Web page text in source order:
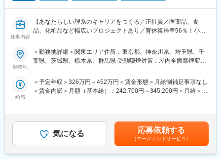
ご経験等により頻度等は異なりますが月数回程度全国の店舗・工
場への出張をしていただきます。
■当社の特徴：
縮小傾向だといわれた日本の外食市場で、当社のメインのフィー
長しています。世界の飢餓人口8億2,100万人（約9人に1人）とい
われる今、「世界中の人々に安全でおいしい食を手軽な価格で提
し供給の絶えない持続可能な仕組み作りを行っております。
仕事内容
【あなたらしい理系のキャリアをつくる／正社員／医薬品、食
品、化粧品など幅広いプロジェクトあり／育休復帰率96％！小学
■職務内容：
常駐先のメーカーや研究機関にて、バイオ分野の研究開発、分析
【常駐先候補】
【活躍分野（例）】
◎医薬品・創薬
医薬品の研究開発／医薬品の合成・分析／細胞培養・細胞実験／
勤務地
＜勤務地詳細＞関東エリア住所：東京都、神奈川県、埼玉県、千
葉県、茨城県、栃木県、群馬県 受動喫煙対策：屋内全面禁煙変更
給与
＜予定年収＞326万円～452万円＜賃金形態＞月給制補足事項なし
＜賃金内訳＞月額（基本給）：242,700円～345,200円＜月給＞
金額であり、選考を通じて上下する可能性があります。月給(月額)
は固定手当を含めた表記です。
気になる 応募依頼する
（エージェントサービス）